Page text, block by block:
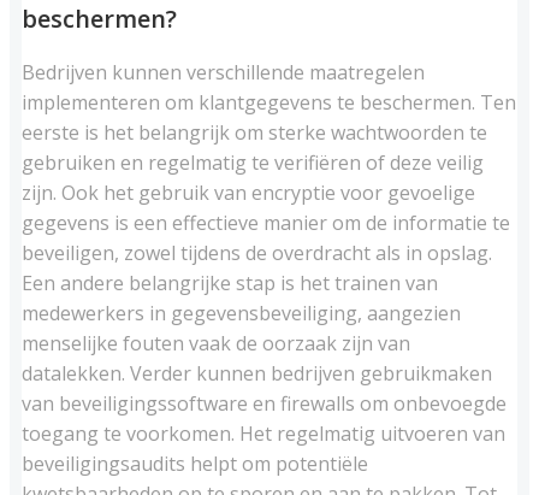
beschermen?
Bedrijven kunnen verschillende maatregelen
implementeren om klantgegevens te beschermen. Ten
eerste is het belangrijk om sterke wachtwoorden te
gebruiken en regelmatig te verifiëren of deze veilig
zijn. Ook het gebruik van encryptie voor gevoelige
gegevens is een effectieve manier om de informatie te
beveiligen, zowel tijdens de overdracht als in opslag.
Een andere belangrijke stap is het trainen van
medewerkers in gegevensbeveiliging, aangezien
menselijke fouten vaak de oorzaak zijn van
datalekken. Verder kunnen bedrijven gebruikmaken
van beveiligingssoftware en firewalls om onbevoegde
toegang te voorkomen. Het regelmatig uitvoeren van
beveiligingsaudits helpt om potentiële